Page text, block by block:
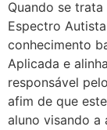
Quando se
Espectro
conhecimento
Aplicada e
responsável
afim de que
aluno visando